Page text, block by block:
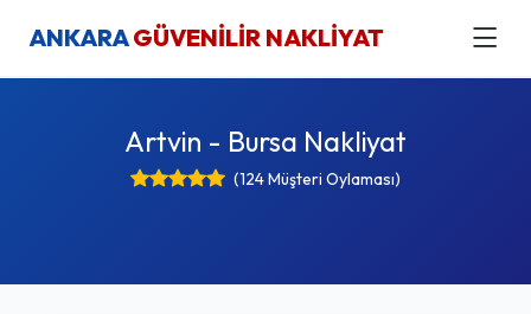
ANKARAGÜVENİLİR NAKLİYAT
Artvin - Bursa Nakliyat
(124 Müşteri Oylaması)